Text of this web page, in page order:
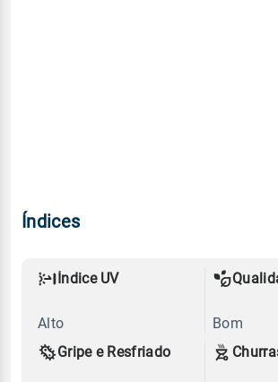
Índices
Índice UV
Alto
Bom
Gripe e Resfriado